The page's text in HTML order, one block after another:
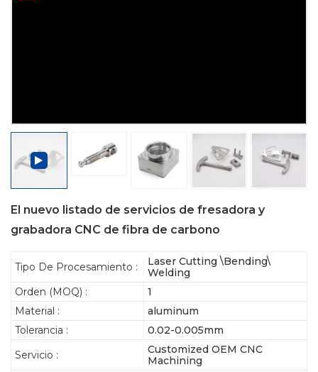
El nuevo listado de servicios de fresadora y
grabadora CNC de fibra de carbono
Tipo De Procesamiento :
Laser Cutting \Bending\
Welding
Orden (MOQ) :
1
Material :
aluminum
Tolerancia :
0.02-0.005mm
Servicio :
Customized OEM CNC
Machining